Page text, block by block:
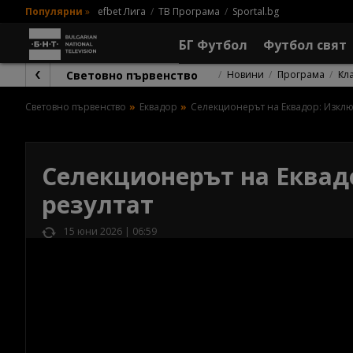
Популярни » efbet Лига ТВ Програма Sportal.bg
БГ Футбол Футбол свят
Световно първенство Новини Програма
Световно първенство Еквадор Селекционерът на Еквадор:
Селекционерът на
резултат
15 юни 2026 | 06:59